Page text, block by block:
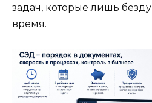
задач, которые лишь
время.